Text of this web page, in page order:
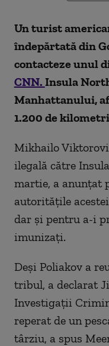
Un turist
îndepărtată din
contacteze unul
CNN. Insula
Manhattanului,
1.200 de
Mikhailo
ilegală către
martie, a anunțat
autoritățile
dar și pentru a-i
imunizați.
Deși Poliakov a
tribul, a declarat
Investigații
reperat de un
târziu, a spus